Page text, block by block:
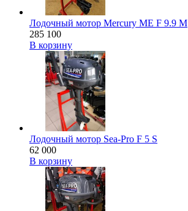
Лодочный мотор Mercury ME F 9.9 M
285 100
В корзину
Лодочный мотор Sea-Pro F 5 S
62 000
В корзину